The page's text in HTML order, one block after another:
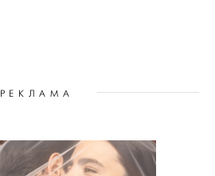
РЕКЛАМА